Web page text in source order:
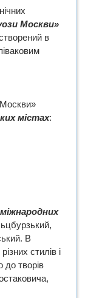
Москви»
в
Москви»
містах:
В
стилів і
до творів